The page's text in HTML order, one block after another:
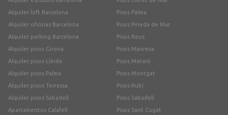
Alquiler loft Barcelona
Alquiler oficinas Barcelona
Alquiler parking Barcelona
Alquiler pisos Girona
Alquiler pisos Lleida
Alquiler pisos Palma
Alquiler pisos Terrassa
Alquiler pisos Sabadell
Apartamentos Calafell
Pisos Palma
Pisos Pineda de Mar
Pisos Reus
Pisos Manresa
Pisos Mataró
Pisos Montgat
Pisos Rubí
Pisos Sabadell
Pisos Sant Cugat